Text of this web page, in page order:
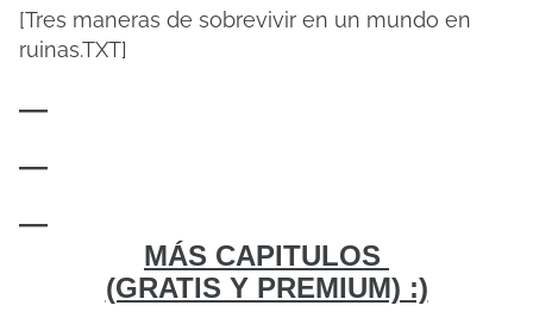
[Tres maneras de sobrevivir en un mundo en
ruinas.TXT]
—
—
—
MÁS CAPITULOS
(GRATIS Y PREMIUM) :)